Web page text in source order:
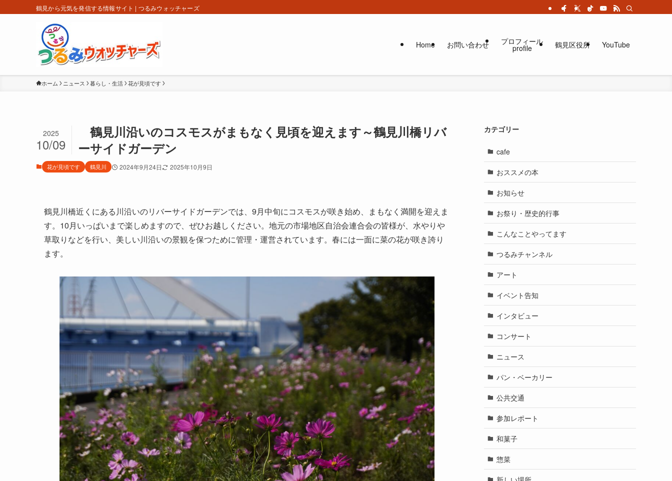
鶴見から元気を発信する情報サイト | つるみウォッチャーズ
Home お問い合わせ プロフィール
profile 鶴見区役所 YouTube
ホーム ニュース 暮らし・生活 花が見頃です
鶴見川沿いのコスモスがまもなく見頃を迎えます～鶴見川橋リバ
ーサイドガーデン
2025
10/09
花が見頃です 鶴見川 2024年9月24日 2025年10月9日
鶴見川橋近くにある川沿いのリバーサイドガーデンでは、9月中旬にコスモスが咲き始め、まもなく満開を迎えま
す。10月いっぱいまで楽しめますので、ぜひお越しください。地元の市場地区自治会連合会の皆様が、水やりや
草取りなどを行い、美しい川沿いの景観を保つために管理・運営されています。春には一面に菜の花が咲き誇り
ます。
カテゴリー
cafe
おススメの本
お知らせ
お祭り・歴史的行事
こんなことやってます
つるみチャンネル
アート
イベント告知
インタビュー
コンサート
ニュース
パン・ベーカリー
公共交通
参加レポート
和菓子
惣菜